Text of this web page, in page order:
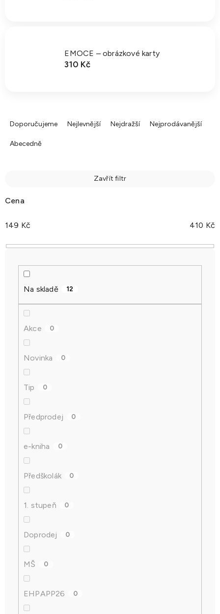
EMOCE – obrázkové karty
310 Kč
a
e
r
d
k
Doporučujeme Nejlevnější Nejdražší Nejprodávanější
Abecedně
Zavřít filtr
Cena
149 Kč 410 Kč
Na skladě 12
Akce 0
Novinka 0
Tip 0
Předprodej 0
e-kniha 0
Předškolák 0
1. stupeň 0
Doprodej 0
MŠ 0
EHPAPP26 0